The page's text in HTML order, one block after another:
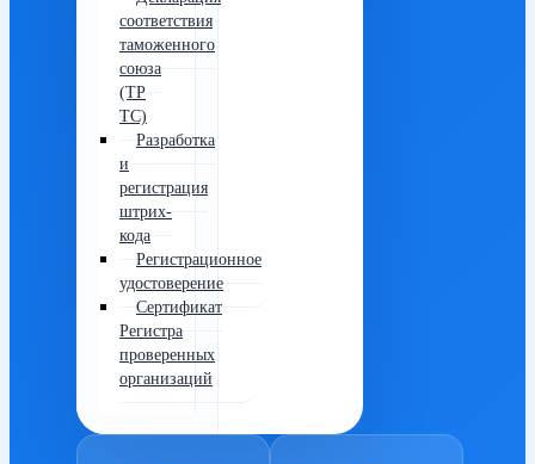
соответствия
таможенного
союза
(ТР
ТС)
Разработка
и
регистрация
штрих-
кода
Регистрационное
удостоверение
Сертификат
Регистра
проверенных
организаций